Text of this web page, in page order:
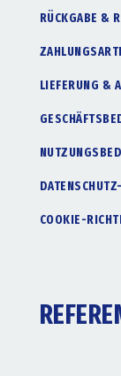
RÜCKGABE &
LIEFERUNG &
COOKIE-